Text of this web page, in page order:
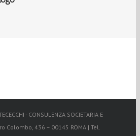
- CONSULENZA SOCIETARIA E
Colombo, 436 – 00145 ROMA | Tel.